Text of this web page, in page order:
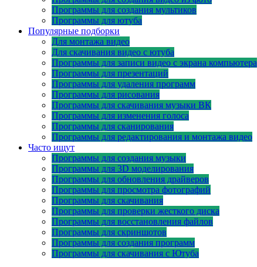
Программы для создания мультиков
Программы для ютуба
Популярные подборки
Для монтажа видео
Для скачивания видео с ютуба
Программы для записи видео с экрана компьютера
Программы для презентаций
Программы для удаления программ
Программы для рисования
Программы для скачивания музыки ВК
Программы для изменения голоса
Программы для сканирования
Программы для редактирования и монтажа видео
Часто ищут
Программы для создания музыки
Программы для 3D моделирования
Программы для обновления драйверов
Программы для просмотра фотографий
Программы для скачивания
Программы для проверки жесткого диска
Программы для восстановления файлов
Программы для скриншотов
Программы для создания программ
Программы для скачивания с Ютуба